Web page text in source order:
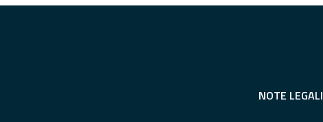
NOTE LEGALI